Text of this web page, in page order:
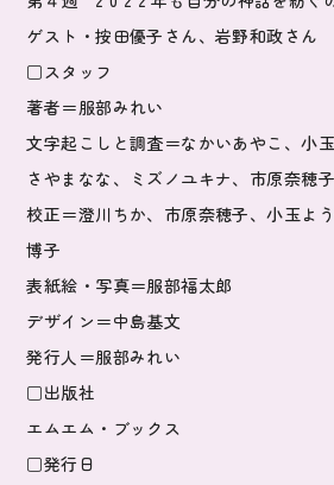
ゲスト・按田優子さん、岩野和政さん
□スタッフ
著者＝服部みれい
文字起こしと調査＝なかいあやこ、小
さやまなな、ミズノユキナ、市原奈穂
校正＝澄川ちか、市原奈穂子、小玉よ
博子
表紙絵・写真＝服部福太郎
デザイン＝中島基文
発行人＝服部みれい
□出版社
エムエム・ブックス
□発行日